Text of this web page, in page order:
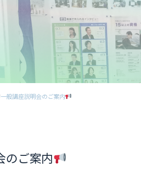
一般講座説明会のご案内
のご案内